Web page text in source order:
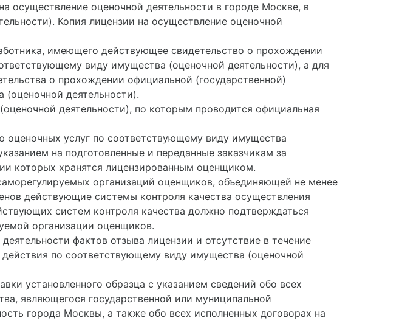
осуществление оценочной деятельности в городе Москве, в
Копия лицензии на осуществление оценочной
имеющего действующее свидетельство о прохождении
виду имущества (оценочной деятельности), а для
о прохождении официальной (государственной)
деятельности).
деятельности), по которым проводится официальная
оценочных услуг по соответствующему виду имущества
на подготовленные и переданные заказчикам за
которых хранятся лицензированным оценщиком.
организаций оценщиков, объединяющей не менее
действующие системы контроля качества осуществления
систем контроля качества должно подтверждаться
организации оценщиков.
фактов отзыва лицензии и отсутствие в течение
по соответствующему виду имущества (оценочной
установленного образца с указанием сведений обо всех
являющегося государственной или муниципальной
города Москвы, а также обо всех исполненных договорах на